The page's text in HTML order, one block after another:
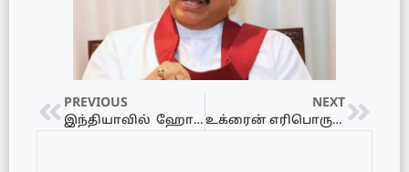
PREVIOUS
இந்தியாவில் ஹோலி பண்டிகை – கோலாகல கொண்டாட்டம் இன்று
NEXT
உக்ரைன் எரிபொருள் களஞ்சியம் மீது ரஷ்யா மீண்டும், ஹைப்பர் சோனிக் ஏவுகணைத் தாக்குதல்